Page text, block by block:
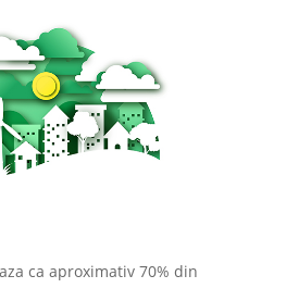
ca aproximativ 70% din